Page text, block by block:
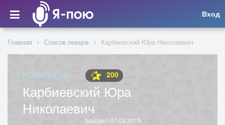
Вход
Главная Список певцов Карбиевский Юра Николаевич
ИСПОЛНИТЕЛЬ 200
Карбиевский Юра
Николаевич
Заходил 07.03.2015